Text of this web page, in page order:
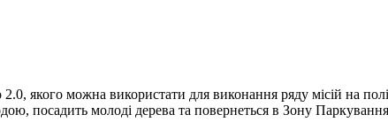
якого можна використати для виконання ряду місій на
посадить молоді дерева та повернеться в Зону